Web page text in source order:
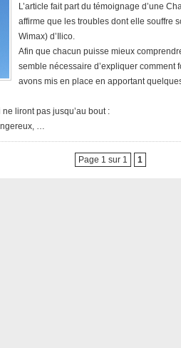
L’article fait part du témoignage d’une
affirme que les troubles dont elle souffre
Wimax) d’Ilico.
Afin que chacun puisse mieux
semble nécessaire d’expliquer comment
avons mis en place en apportant
liront pas jusqu’au bout :
…
Page 1 sur 1 1